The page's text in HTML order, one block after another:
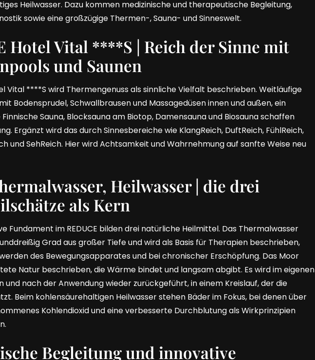
Heilwasser. Dazu kommen medizinische und therapeutische Begleitung,
sowie eine großzügige Thermen-, Sauna- und Sinneswelt.
Hotel Vital ****S | Reich der Sinne mit
und Saunen
Vital ****S wird Thermengenuss als sinnliche Vielfalt beschrieben. Weitläufige
Bodensprudel, Schwallbrausen und Massagedüsen innen und außen, ein
Sauna, Blocksauna am Biotop, Damensauna und Biosauna schaffen
Ergänzt wird das durch Sinnesbereiche wie KlangReich, DuftReich, FühlReich,
und SehReich. Hier wird Achtsamkeit und Wahrnehmung auf sanfte Weise neu
Heilwasser | die drei
als Kern
Fundament im REDUCE bilden drei natürliche Heilmittel. Das Thermalwasser
Grad aus großer Tiefe und wird als Basis für Therapien beschrieben,
des Bewegungsapparates und bei chronischer Erschöpfung. Das Moor
Natur beschrieben, die Wärme bindet und langsam abgibt. Es wird im eigenen
und nach der Anwendung wieder zurückgeführt, in einem Kreislauf, der die
Beim kohlensäurehaltigen Heilwasser stehen Bäder im Fokus, bei denen über
Kohlendioxid und eine verbesserte Durchblutung als Wirkprinzipien
Begleitung und innovative